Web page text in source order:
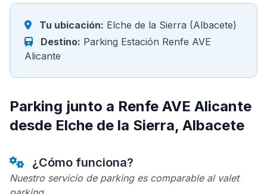
Tu ubicación: Elche de la Sierra (Albacete)
Destino: Parking Estación Renfe AVE
Alicante
Parking junto a Renfe AVE Alicante
desde Elche de la Sierra, Albacete
¿Cómo funciona?
Nuestro servicio de parking es comparable al valet